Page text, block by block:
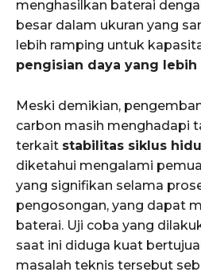
menghasilkan baterai
besar dalam ukuran yang
lebih ramping untuk
pengisian daya yang lebih
Meski demikian,
carbon masih menghadapi
terkait stabilitas siklus
diketahui mengalami
yang signifikan selama
pengosongan, yang dapat
baterai. Uji coba yang
saat ini diduga kuat
masalah teknis tersebut